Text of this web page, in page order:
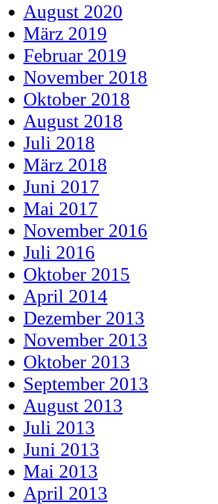
August 2020
März 2019
Februar 2019
November 2018
Oktober 2018
August 2018
Juli 2018
März 2018
Juni 2017
Mai 2017
November 2016
Juli 2016
Oktober 2015
April 2014
Dezember 2013
November 2013
Oktober 2013
September 2013
August 2013
Juli 2013
Juni 2013
Mai 2013
April 2013